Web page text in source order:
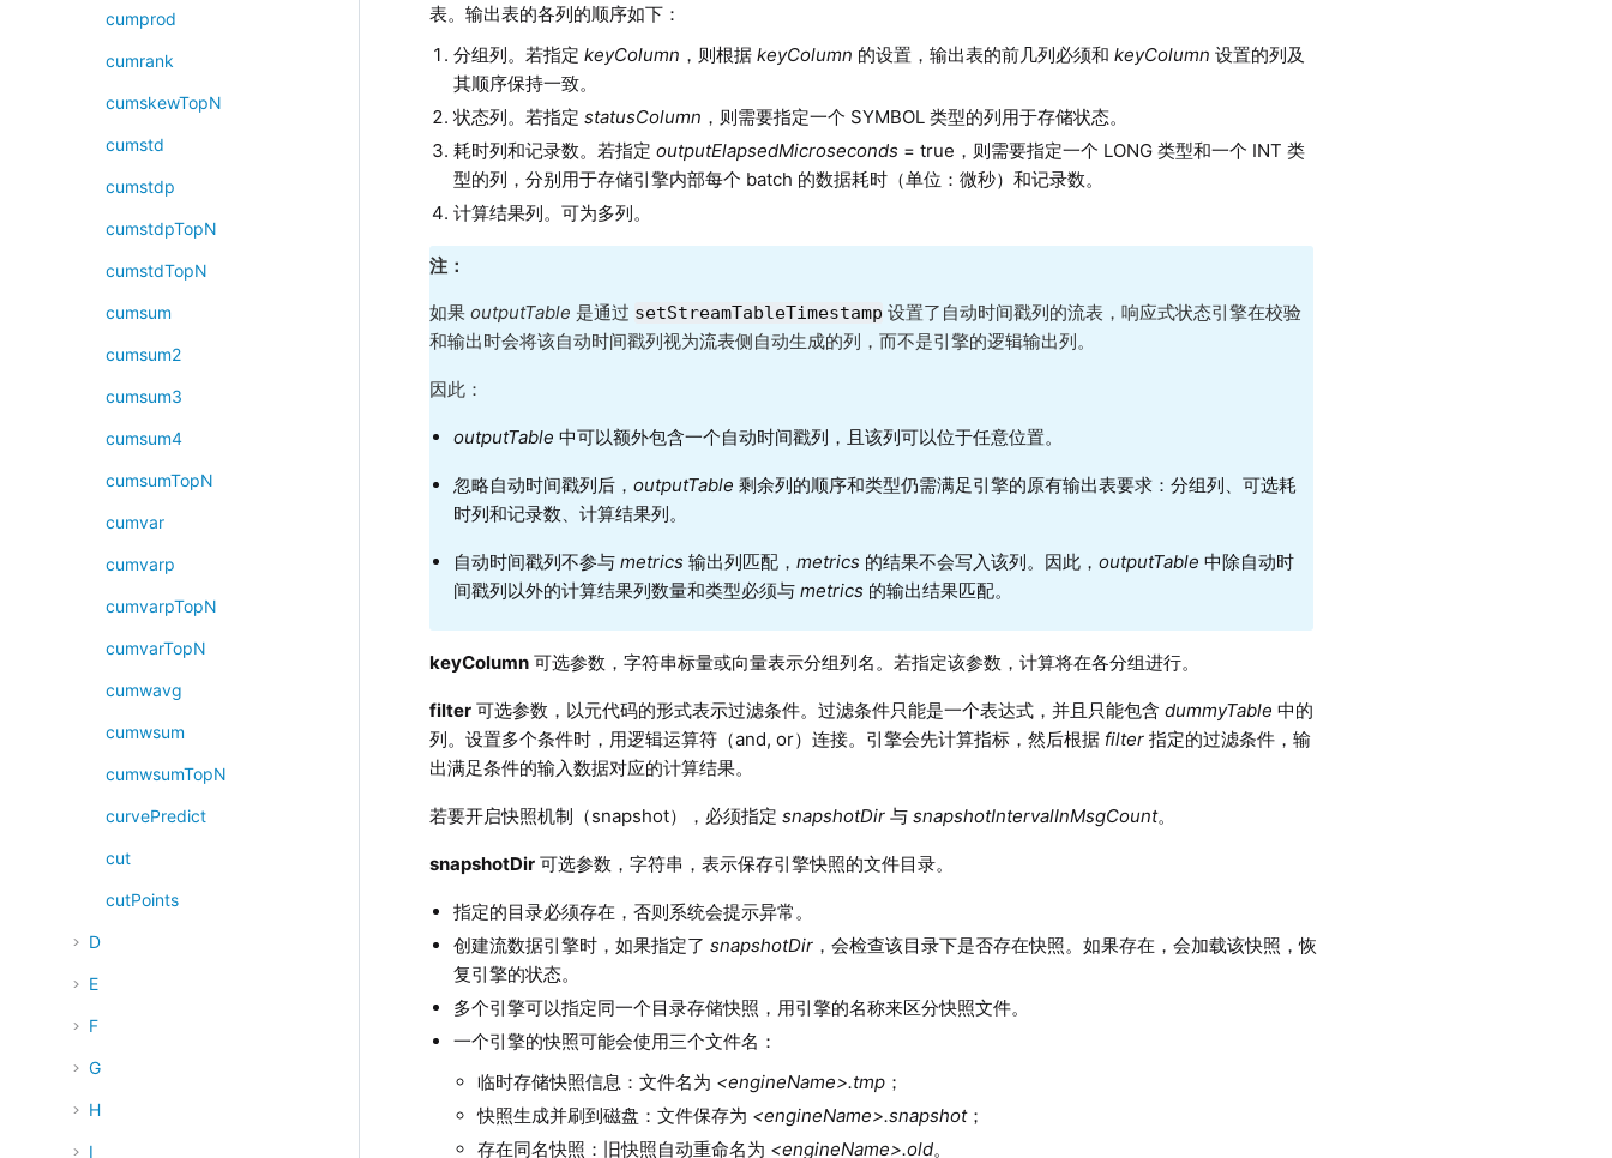
cumprod
cumrank
cumskewTopN
cumstd
cumstdp
cumstdpTopN
cumstdTopN
cumsum
cumsum2
cumsum3
cumsum4
cumsumTopN
cumvar
cumvarp
cumvarpTopN
cumvarTopN
cumwavg
cumwsum
cumwsumTopN
curvePredict
cut
cutPoints
D
E
F
G
H
I
表。输出表的各列的顺序如下：
分组列。若指定keyColumn ，则根据keyColumn 的设置，输出表的前几列必须和keyColumn 设置的列及
其顺序保持一致。
状态列。若指定statusColumn ，则需要指定一个 SYMBOL 类型的列用于存储状态。
耗时列和记录数。若指定outputElapsedMicroseconds = true，则需要指定一个 LONG 类型和一个 INT 类
型的列，分别用于存储引擎内部每个 batch 的数据耗时（单位：微秒）和记录数。
计算结果列。可为多列。
注：
如果outputTable 是通过 setStreamTableTimestamp 设置了自动时间戳列的流表，响应式状态引擎在校验
和输出时会将该自动时间戳列视为流表侧自动生成的列，而不是引擎的逻辑输出列。
因此：
outputTable中可以额外包含一个自动时间戳列，且该列可以位于任意位置。
忽略自动时间戳列后，outputTable 剩余列的顺序和类型仍需满足引擎的原有输出表要求：分组列、可选耗
时列和记录数、计算结果列。
自动时间戳列不参与metrics 输出列匹配，metrics 的结果不会写入该列。因此，outputTable 中除自动时
间戳列以外的计算结果列数量和类型必须与metrics 的输出结果匹配。
keyColumn 可选参数，字符串标量或向量表示分组列名。若指定该参数，计算将在各分组进行。
filter 可选参数，以元代码的形式表示过滤条件。过滤条件只能是一个表达式，并且只能包含dummyTable中的
列。设置多个条件时，用逻辑运算符（and, or）连接。引擎会先计算指标，然后根据 filter指定的过滤条件，输
出满足条件的输入数据对应的计算结果。
若要开启快照机制（snapshot），必须指定snapshotDir 与snapshotIntervalInMsgCount。
snapshotDir 可选参数，字符串，表示保存引擎快照的文件目录。
指定的目录必须存在，否则系统会提示异常。
创建流数据引擎时，如果指定了snapshotDir ，会检查该目录下是否存在快照。如果存在，会加载该快照，恢
复引擎的状态。
多个引擎可以指定同一个目录存储快照，用引擎的名称来区分快照文件。
一个引擎的快照可能会使用三个文件名：
临时存储快照信息：文件名为 <engineName>.tmp ；
快照生成并刷到磁盘：文件保存为 <engineName>.snapshot；
存在同名快照：旧快照自动重命名为 <engineName>.old。